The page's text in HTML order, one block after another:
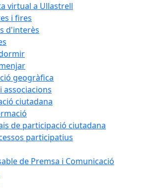
virtual a Ullastrell
i fires
d'interès
geogràfica
associacions
ciutadana
de participació ciutadana
participatius
de Premsa i Comunicació